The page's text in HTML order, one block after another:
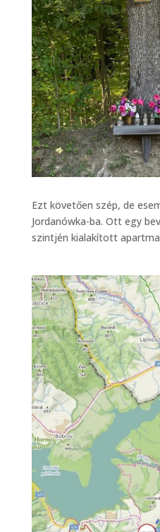
Ezt követően szép, de
Jordanówka-ba. Ott egy
szintjén kialakított